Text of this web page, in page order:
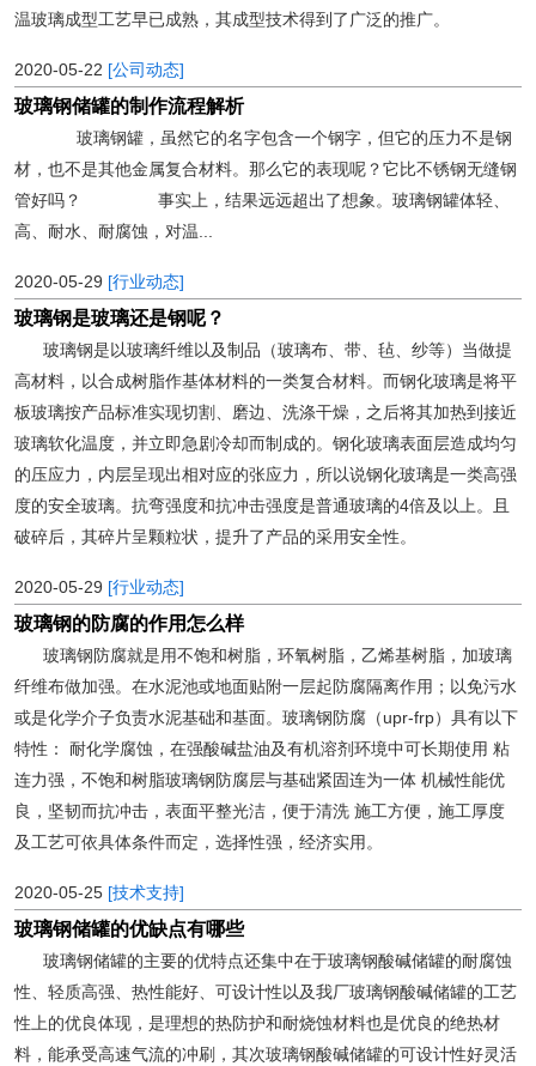
温玻璃成型工艺早已成熟，其成型技术得到了广泛的推广。
2020-05-22 [公司动态]
玻璃钢储罐的制作流程解析
玻璃钢罐，虽然它的名字包含一个钢字，但它的压力不是钢
材，也不是其他金属复合材料。那么它的表现呢？它比不锈钢无缝钢
管好吗？ 事实上，结果远远超出了想象。玻璃钢罐体轻、
高、耐水、耐腐蚀，对温...
2020-05-29 [行业动态]
玻璃钢是玻璃还是钢呢？
玻璃钢是以玻璃纤维以及制品（玻璃布、带、毡、纱等）当做提
高材料，以合成树脂作基体材料的一类复合材料。而钢化玻璃是将平
板玻璃按产品标准实现切割、磨边、洗涤干燥，之后将其加热到接近
玻璃软化温度，并立即急剧冷却而制成的。钢化玻璃表面层造成均匀
的压应力，内层呈现出相对应的张应力，所以说钢化玻璃是一类高强
度的安全玻璃。抗弯强度和抗冲击强度是普通玻璃的4倍及以上。且
破碎后，其碎片呈颗粒状，提升了产品的采用安全性。
2020-05-29 [行业动态]
玻璃钢的防腐的作用怎么样
玻璃钢防腐就是用不饱和树脂，环氧树脂，乙烯基树脂，加玻璃
纤维布做加强。在水泥池或地面贴附一层起防腐隔离作用；以免污水
或是化学介子负责水泥基础和基面。玻璃钢防腐（upr-frp）具有以下
特性： 耐化学腐蚀，在强酸碱盐油及有机溶剂环境中可长期使用 粘
连力强，不饱和树脂玻璃钢防腐层与基础紧固连为一体 机械性能优
良，坚韧而抗冲击，表面平整光洁，便于清洗 施工方便，施工厚度
及工艺可依具体条件而定，选择性强，经济实用。
2020-05-25 [技术支持]
玻璃钢储罐的优缺点有哪些
玻璃钢储罐的主要的优特点还集中在于玻璃钢酸碱储罐的耐腐蚀
性、轻质高强、热性能好、可设计性以及我厂玻璃钢酸碱储罐的工艺
性上的优良体现，是理想的热防护和耐烧蚀材料也是优良的绝热材
料，能承受高速气流的冲刷，其次玻璃钢酸碱储罐的可设计性好灵活